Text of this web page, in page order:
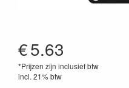
€5.63
*Prijzen zijn inclusief btw
incl. 21% btw